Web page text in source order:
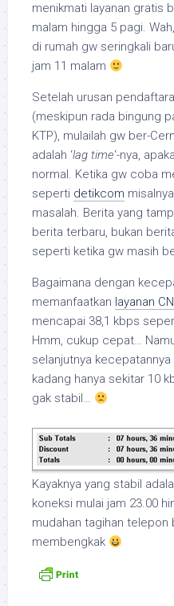
menikmati layanan gratis
malam hingga 5 pagi.
di rumah gw seringkali
jam 11 malam
Setelah urusan
(meskipun rada bingung
KTP), mulailah gw ber-
adalah ‘lag time‘-nya,
normal. Ketika gw coba
seperti detikcom
masalah. Berita yang
berita terbaru, bukan
seperti ketika gw masih
Bagaimana dengan
memanfaatkan layanan
mencapai 38,1 kbps
Hmm, cukup cepat…
selanjutnya
kadang hanya sekitar 10
gak stabil…
Kayaknya yang stabil
koneksi mulai jam 23.00
mudahan tagihan telepon
membengkak